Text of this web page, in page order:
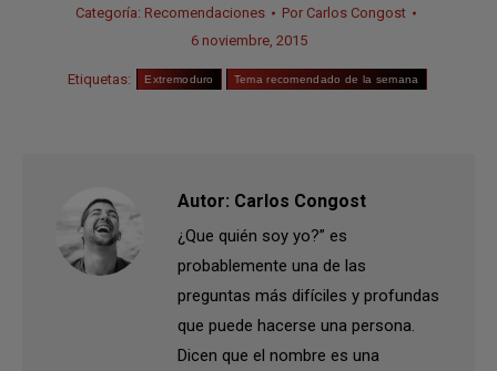
Categoría: Recomendaciones Por Carlos Congost
6 noviembre, 2015
Etiquetas: Extremoduro Tema recomendado de la semana
Autor: Carlos Congost
¿Que quién soy yo?” es
probablemente una de las
preguntas más difíciles y profundas
que puede hacerse una persona.
Dicen que el nombre es una